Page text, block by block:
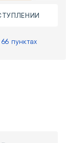
66 пунктах